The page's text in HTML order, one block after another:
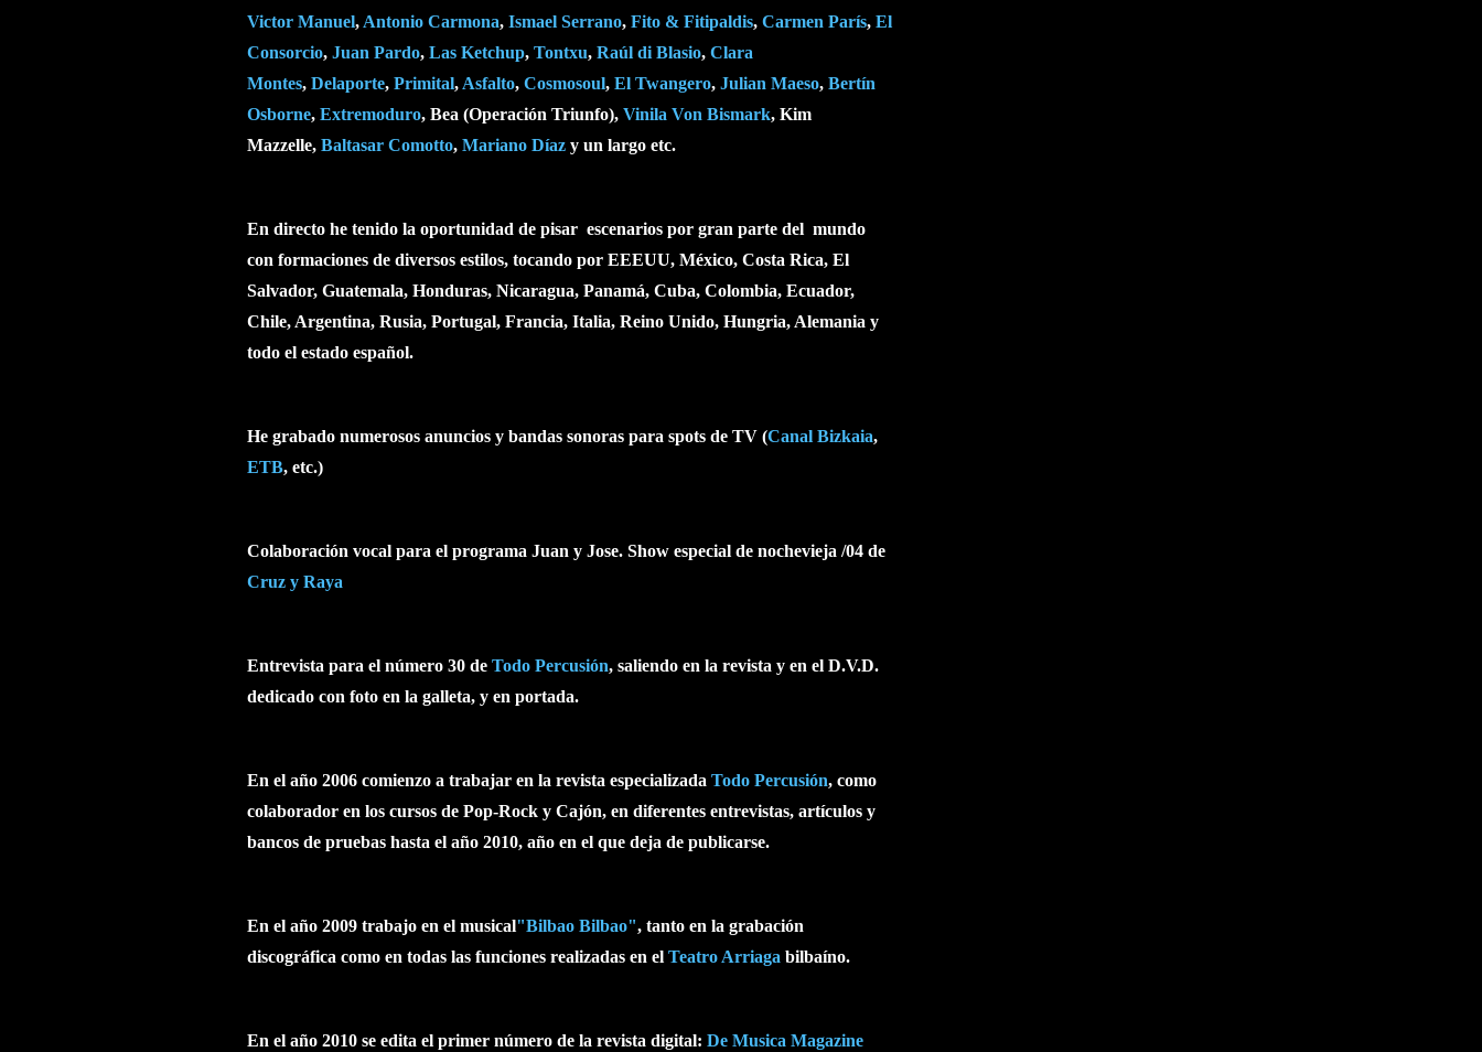
Victor Manuel, Antonio Carmona, Ismael Serrano, Fito & Fitipaldis, Carmen París, El
Consorcio, Juan Pardo, Las Ketchup, Tontxu, Raúl di Blasio, Clara
Montes, Delaporte, Primital, Asfalto, Cosmosoul, El Twangero, Julian Maeso, Bertín
Osborne, Extremoduro, Bea (Operación Triunfo), Vinila Von Bismark, Kim
Mazzelle, Baltasar Comotto, Mariano Díaz y un largo etc.
En directo he tenido la oportunidad de pisar escenarios por gran parte del mundo
con formaciones de diversos estilos, tocando por EEEUU, México, Costa Rica, El
Salvador, Guatemala, Honduras, Nicaragua, Panamá, Cuba, Colombia, Ecuador,
Chile, Argentina, Rusia, Portugal, Francia, Italia, Reino Unido, Hungria, Alemania y
todo el estado español.
He grabado numerosos anuncios y bandas sonoras para spots de TV (Canal Bizkaia,
ETB, etc.)
Colaboración vocal para el programa Juan y Jose. Show especial de nochevieja /04 de
Cruz y Raya
Entrevista para el número 30 de Todo Percusión, saliendo en la revista y en el D.V.D.
dedicado con foto en la galleta, y en portada.
En el año 2006 comienzo a trabajar en la revista especializada Todo Percusión, como
colaborador en los cursos de Pop-Rock y Cajón, en diferentes entrevistas, artículos y
bancos de pruebas hasta el año 2010, año en el que deja de publicarse.
En el año 2009 trabajo en el musical"Bilbao Bilbao", tanto en la grabación
discográfica como en todas las funciones realizadas en el Teatro Arriaga bilbaíno.
En el año 2010 se edita el primer número de la revista digital: De Musica Magazine